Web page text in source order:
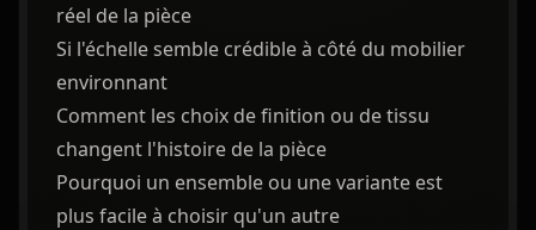
réel de la pièce
Si l'échelle semble crédible à côté du mobilier
environnant
Comment les choix de finition ou de tissu
changent l'histoire de la pièce
Pourquoi un ensemble ou une variante est
plus facile à choisir qu'un autre